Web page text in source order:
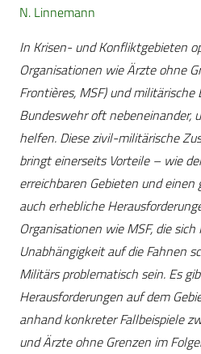
N. Linnemann
In Krisen- und Konfliktgebieten
Organisationen wie Ärzte ohne
Frontières, MSF) und
Bundeswehr oft nebeneinander,
helfen. Diese zivil-militärische
bringt einerseits Vorteile – wie
erreichbaren Gebieten und
auch erhebliche
Organisationen wie MSF, die
Unabhängigkeit auf die Fahnen
Militärs problematisch sein. Es
Herausforderungen auf dem
anhand konkreter Fallbeispiele
und Ärzte ohne Grenzen im